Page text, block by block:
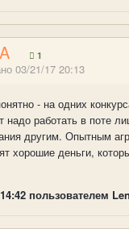
1
03/21/17 20:13
- на одних
надо работать в поте
другим. Опытным
хорошие деньги,
пользователем